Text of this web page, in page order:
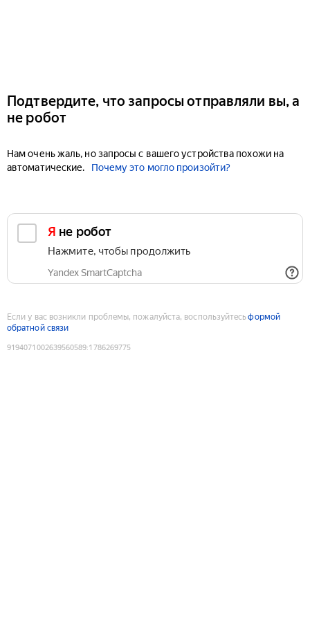
Подтвердите, что запросы отправляли вы, а
не робот
Нам очень жаль, но запросы с вашего устройства похожи на
автоматические.
Почему это могло произойти?
Я не робот
Нажмите, чтобы продолжить
Yandex SmartCaptcha
Если у вас возникли проблемы, пожалуйста, воспользуйтесьформой
обратной связи
9194071002639560589:1786269775